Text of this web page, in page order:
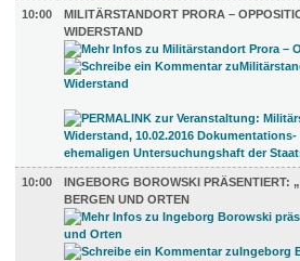
10:00
MILITÄRSTANDORT PRORA –
WIDERSTAND
10:00
INGEBORG BOROWSKI PRÄSENTIERT:
BERGEN UND ORTEN